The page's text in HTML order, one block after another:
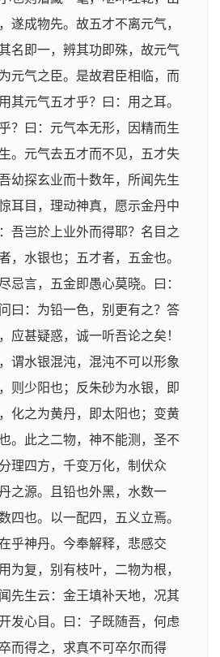
遂成物先。故五才不离元气，
名即一，辨其功即殊，故元气
元气之臣。是故君臣相临，而
其元气五才乎？曰：用之耳。
？曰：元气本无形，因精而生
。元气去五才而不见，五才失
幼探玄业而十数年，所闻先生
耳目，理动神真，愿示金丹中
吾岂於上业外而得耶？名目之
，水银也；五才者，五金也。
忌言，五金即愚心莫晓。曰：
曰：为铅一色，别更有之？答
应甚疑惑，诚一听吾论之矣！
谓水银混沌，混沌不可以形象
则少阳也；反朱砂为水银，即
化之为黄丹，即太阳也；变黄
。此之二物，神不能测，圣不
理四方，千变万化，制伏众
之源。且铅也外黑，水数一
四也。以一配四，五义立焉。
乎神丹。今奉解释，悲感交
为复，别有枝叶，二物为根，
先生云：金王填补天地，况其
发心目。曰：子既随吾，何虑
而得之，求真不可卒尔而得